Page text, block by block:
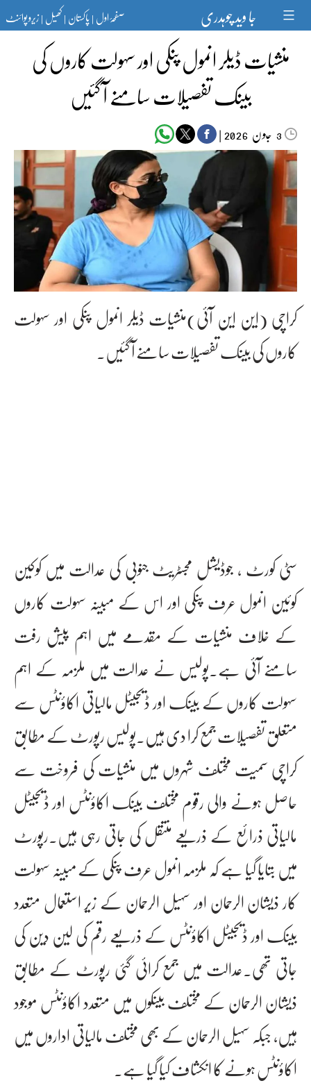
content جا وید چوہدری صفحۂ اول|پاکستان|کھیل|زیرو پوائنٹ
منشیات ڈیلر انمول پنکی اور سہولت کاروں کی
بینک تفصیلات سامنے آ گئیں
3جون‬‮ |
کراچی (این این آئی)منشیات ڈیلر انمول پنکی اور سہولت
کاروں کی بینک تفصیلات سامنے آ گئیں۔
سٹی کورٹ ، جوڈیشل مجسٹریٹ جنوبی کی عدالت میں کوکین
کوئین انمول عرف پنکی اور اس کے مبینہ سہولت کاروں
کے خلاف منشیات کے مقدمے میں اہم پیش رفت
سامنے آئی ہے۔پولیس نے عدالت میں ملزمہ کے اہم
سہولت کاروں کے بینک اور ڈیجیٹل مالیاتی اکاؤنٹس سے
متعلق تفصیلات جمع کرا دی ہیں۔پولیس رپورٹ کے مطابق
کراچی سمیت مختلف شہروں میں منشیات کی فروخت سے
حاصل ہونے والی رقوم مختلف بینک اکاؤنٹس اور ڈیجیٹل
مالیاتی ذرائع کے ذریعے منتقل کی جاتی رہی ہیں۔رپورٹ
میں بتایا گیا ہے کہ ملزمہ انمول عرف پنکی کے مبینہ سہولت
کار ذیشان الرحمان اور سہیل الرحمان کے زیر استعمال متعدد
بینک اور ڈیجیٹل اکاؤنٹس کے ذریعے رقم کی لین دین کی
جاتی تھی۔عدالت میں جمع کرائی گئی رپورٹ کے مطابق
ذیشان الرحمان کے مختلف بینکوں میں متعدد اکاؤنٹس موجود
ہیں، جبکہ سہیل الرحمان کے بھی مختلف مالیاتی اداروں میں
اکاؤنٹس ہونے کا انکشاف کیا گیا ہے۔